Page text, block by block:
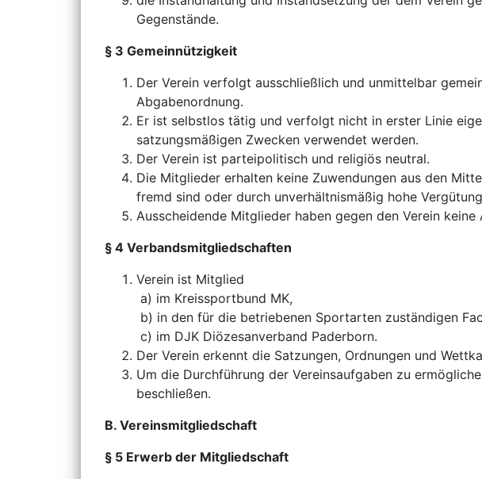
Gegenstände.
§ 3 Gemeinnützigkeit
Der Verein verfolgt ausschließlich und unmittelbar
Abgabenordnung.
Er ist selbstlos tätig und verfolgt nicht in erster Linie
satzungsmäßigen Zwecken verwendet werden.
Der Verein ist parteipolitisch und religiös neutral.
Die Mitglieder erhalten keine Zuwendungen aus den
fremd sind oder durch unverhältnismäßig hohe
Ausscheidende Mitglieder haben gegen den Verein
§ 4 Verbandsmitgliedschaften
Verein ist Mitglied
a) im Kreissportbund MK,
b) in den für die betriebenen Sportarten zuständigen
c) im DJK Diözesanverband Paderborn.
Der Verein erkennt die Satzungen, Ordnungen und
Um die Durchführung der Vereinsaufgaben zu
beschließen.
B. Vereinsmitgliedschaft
§ 5 Erwerb der Mitgliedschaft